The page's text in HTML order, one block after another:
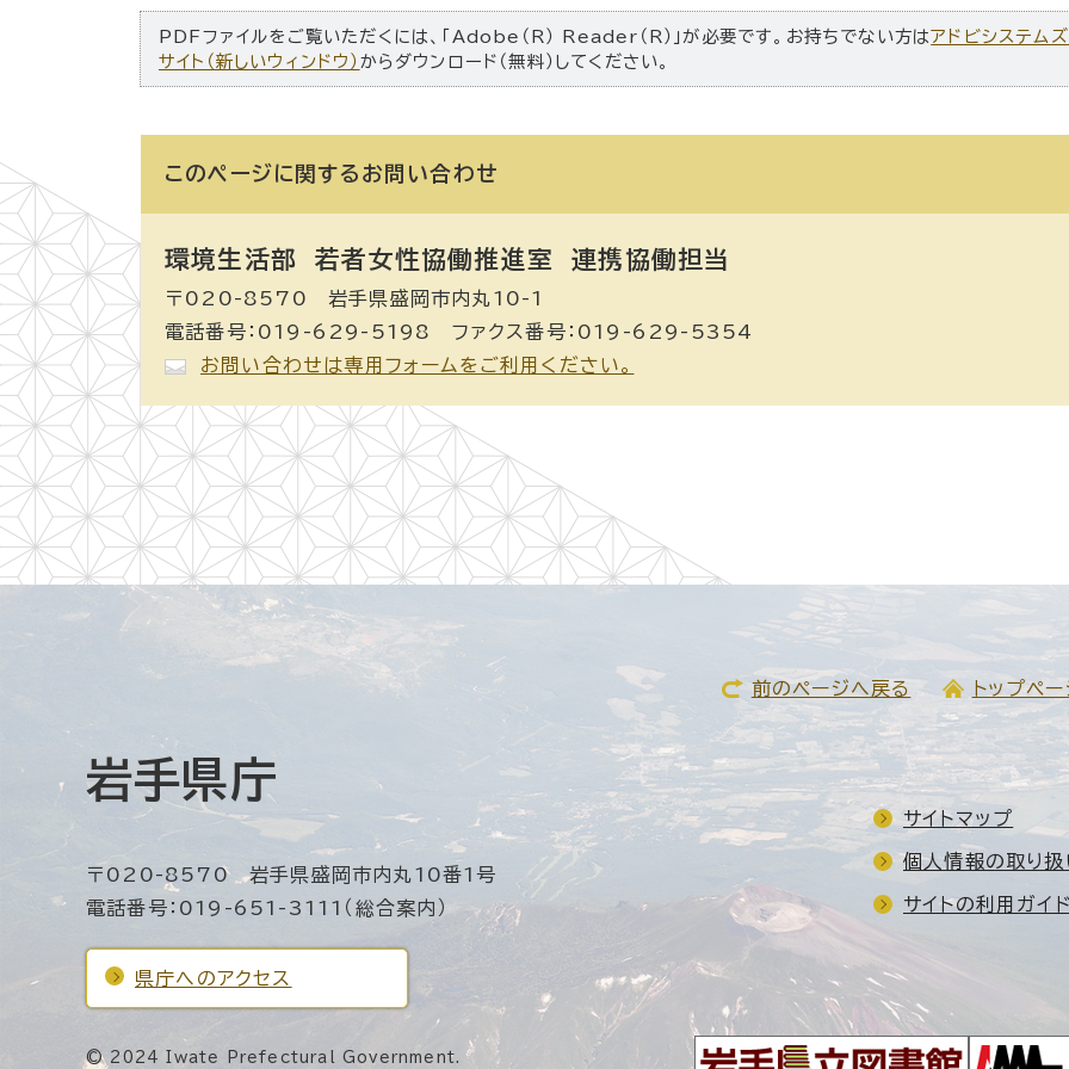
PDFファイルをご覧いただくには、「Adobe（R） Reader（R）」が必要です。お持ちでない方はアドビシステム
サイト（新しいウィンドウ） からダウンロード（無料）してください。
このページに関する お問い合わせ
環境生活部 若者女性協働推進室 連携協働担当
〒020-8570 岩手県盛岡市内丸10-1
電話番号：019-629-5198 ファクス番号：019-629-5354
お問い合わせは専用フォームをご利用ください。
前のページへ戻る トップペ
岩手県庁
〒020-8570 岩手県盛岡市内丸10番1号
電話番号：019-651-3111（総合案内）
県庁へのアクセス
サイトマップ
個人情報の取り扱
サイトの利用ガイ
© 2024 Iwate Prefectural Government.